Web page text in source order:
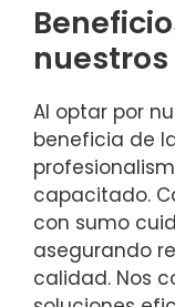
Al optar por
beneficia de
capacitado.
con sumo
asegurando
calidad. Nos